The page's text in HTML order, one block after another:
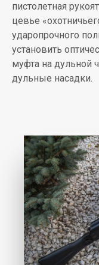
пистолетная
цевье
ударопрочного
установить
муфта на дульной
дульные насадки.